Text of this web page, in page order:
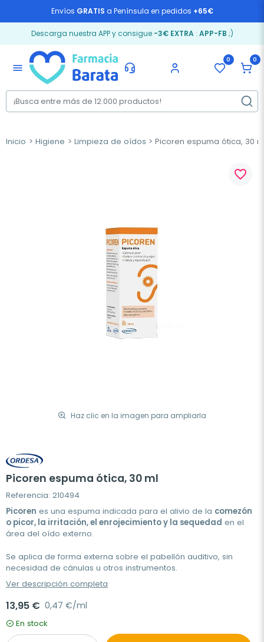
Envíos GRATIS a Península en pedidos +65€
Descarga nuestra APP y consigue -3€ EXTRA: APP-FB ;)
menu
0 0
Inicio Higiene Limpieza de oídos Picoren espuma ótica, 30
Haz clic en la imagen para ampliarla
favorite_border
Picoren espuma ótica, 30 ml
Referencia: 210494
Picoren es una espuma indicada para el alivio de la comezón
o picor, la irritación, el enrojecimiento y la sequedad en el
área del oído externo.
Se aplica de forma externa sobre el pabellón auditivo, sin
necesidad de cánulas u otros instrumentos.
Ver descripción completa
13,95 € 0,47 €/ml
En stock